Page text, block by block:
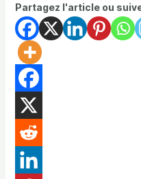
Partagez l'article ou